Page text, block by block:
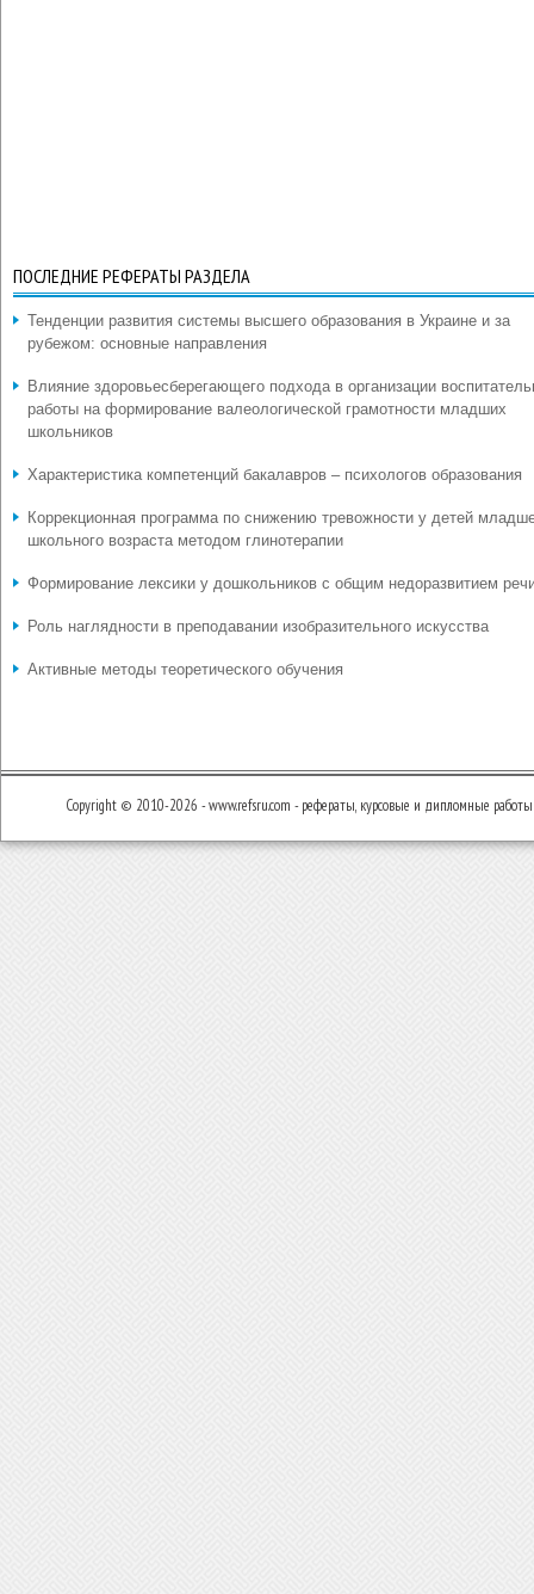
ПОСЛЕДНИЕ РЕФЕРАТЫ РАЗДЕЛА
Тенденции развития системы высшего образования в Украине и за
рубежом: основные направления
Влияние здоровьесберегающего подхода в организации
работы на формирование валеологической грамотности младших
школьников
Характеристика компетенций бакалавров – психологов образования
Коррекционная программа по снижению тревожности у детей
школьного возраста методом глинотерапии
Формирование лексики у дошкольников с общим недоразвитием
Роль наглядности в преподавании изобразительного искусства
Активные методы теоретического обучения
Copyright © 2010-2026 - www.refsru.com - рефераты, курсовые и дипломные работы